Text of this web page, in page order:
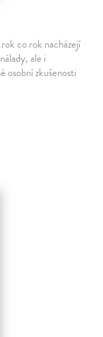
co rok nacházejí
ale i
osobní zkušenosti